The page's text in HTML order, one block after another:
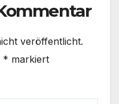
veröffentlicht.
* markiert